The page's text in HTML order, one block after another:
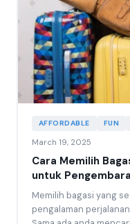
AFFORDABLE FUN
March 19, 2025
Cara Memilih
untuk
Memilih bagasi yang
pengalaman